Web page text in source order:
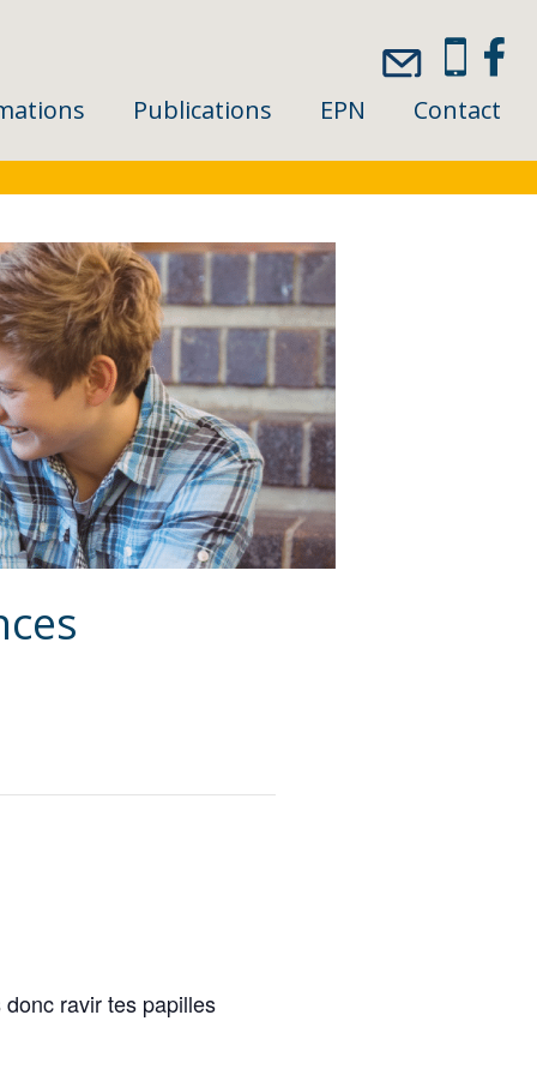
Publications EPN Contact
ravir tes papilles